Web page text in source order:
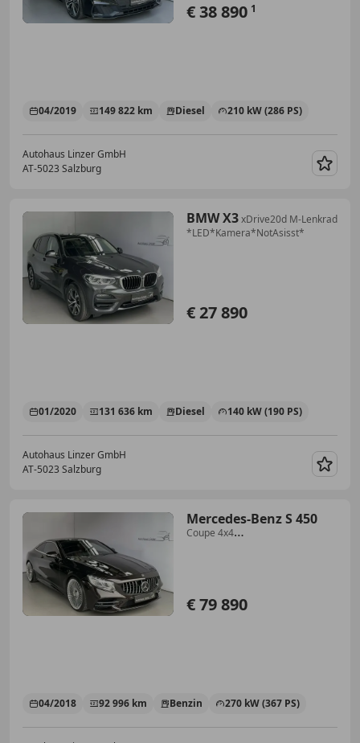
€ 38 890 1
04/2019 149 822 km Diesel 210 kW (286 PS)
Autohaus Linzer GmbH
AT-5023 Salzburg
BMW X3xDrive20d M-Lenkrad
*LED*Kamera*NotAsisst*
€ 27 890
01/2020 131 636 km Diesel 140 kW (190 PS)
Autohaus Linzer GmbH
AT-5023 Salzburg
Mercedes-Benz S 450
Coupe 4x4
€ 79 890
04/2018 92 996 km Benzin 270 kW (367 PS)